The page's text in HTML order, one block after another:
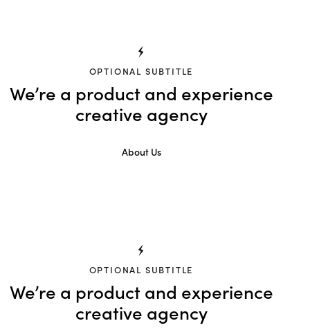
OPTIONAL SUBTITLE
We’re a product and experience
creative agency
About Us
OPTIONAL SUBTITLE
We’re a product and experience
creative agency